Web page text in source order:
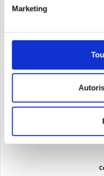
Marketing
FortiSwitch-3032E